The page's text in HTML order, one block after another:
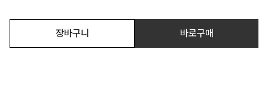
장바구니 바로구매